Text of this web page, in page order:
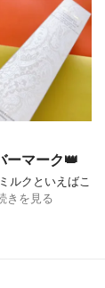
ーマーク👑
ルクといえばこ
きを見る